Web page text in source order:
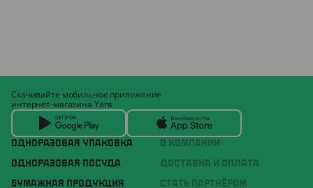
ОДНОРАЗОВАЯ УПАКОВКА
ОДНОРАЗОВАЯ ПОСУДА
БУМАЖНАЯ ПРОДУКЦИЯ
О КОМПАНИИ
ДОСТАВКА И ОПЛАТА
СТАТЬ ПАРТНЁРОМ
Скачивайте мобильное приложение
интернет-магазина Yans